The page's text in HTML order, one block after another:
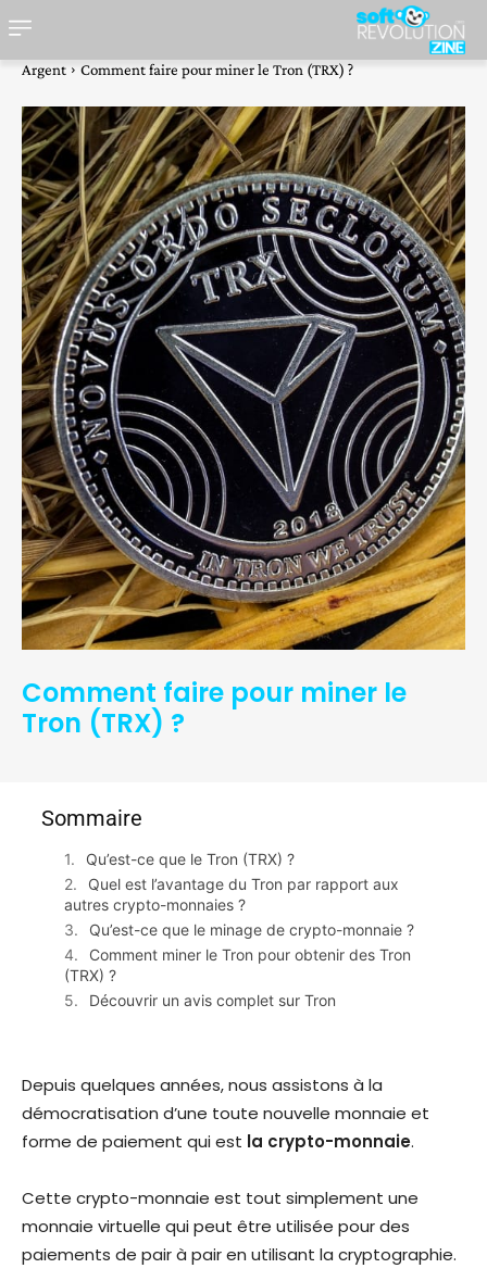
Argent Comment faire pour miner le Tron (TRX) ?
Comment faire pour miner le
Tron (TRX) ?
Sommaire
Qu’est-ce que le Tron (TRX) ?
Quel est l’avantage du Tron par rapport aux
autres crypto-monnaies ?
Qu’est-ce que le minage de crypto-monnaie ?
Comment miner le Tron pour obtenir des Tron
(TRX) ?
Découvrir un avis complet sur Tron
Depuis quelques années, nous assistons à la
démocratisation d’une toute nouvelle monnaie et
forme de paiement qui est la crypto-monnaie.
Cette crypto-monnaie est tout simplement une
monnaie virtuelle qui peut être utilisée pour des
paiements de pair à pair en utilisant la cryptographie.